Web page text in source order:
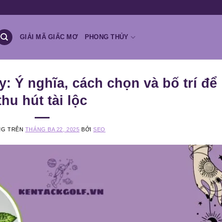
GIẢI MÃ GIẤC MƠ PHONG THỦY
Ý nghĩa, cách chọn và bố trí để
hút tài lộc
TRÊN THÁNG BA 22, 2025 BỞISEO